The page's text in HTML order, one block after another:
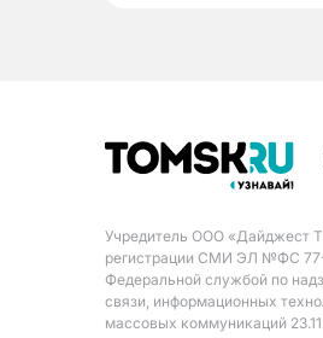
Учредитель ООО «Дайджест
регистрации СМИ ЭЛ №ФС
Федеральной службой по
связи, информационных
массовых коммуникаций